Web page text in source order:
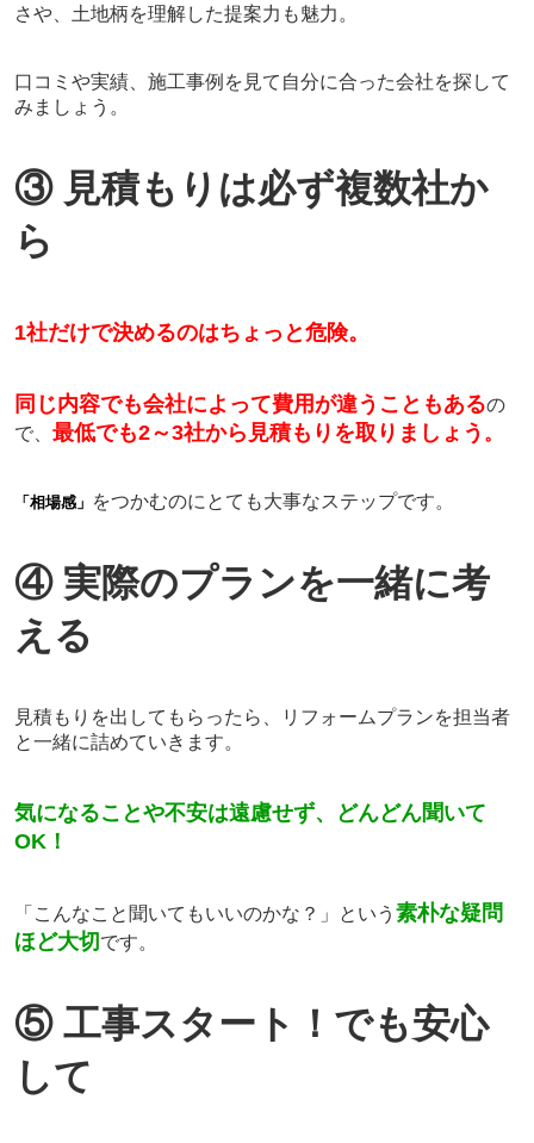
さや、土地柄を理解した提案力も魅力。
口コミや実績、施工事例を見て自分に合った会社を探して
みましょう。
③ 見積もりは必ず複数社か
ら
1社だけで決めるのはちょっと危険。
同じ内容でも会社によって費用が違うこともあるの
で、 最低でも2～3社から見積もりを取りましょう 。
「相場感」 をつかむのにとても大事なステップです。
④ 実際のプランを一緒に考
える
見積もりを出してもらったら、リフォームプランを担当者
と一緒に詰めていきます。
気になることや不安は遠慮せず、どんどん聞いて
OK ！
「こんなこと聞いてもいいのかな？」という 素朴な疑問
ほど大切です。
⑤ 工事スタート！でも安心
して